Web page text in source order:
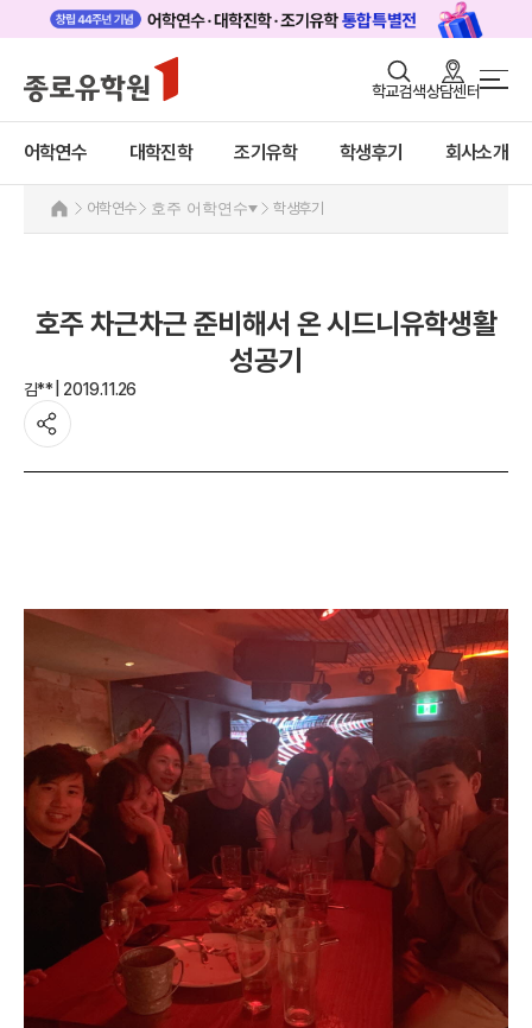
학교검색상담센터
어학연수 대학진학 조기유학 학생후기 회사소개
로그인 회원가입
어학연수
대학진학
조기/캠프
유학가이드
종로유학원
미국
캐나다
영국
호주
과정소개
프로그램
학생후기
몰타
어학연수 호주 어학연수 학생후기
호주 차근차근 준비해서 온 시드니유학생활
성공기
김** | 2019.11.26